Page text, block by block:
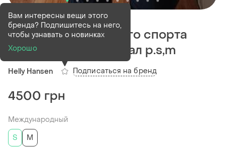
В наличии1 шт
Куртка для парусного спорта
helly hansen оригинал р.s,m
Helly Hansen
Вам интересны вещи этого
бренда? Подпишитесь на него,
чтобы узнавать о новинках
Хорошо
Подписаться на бренд
4500 грн
Международный
S
M